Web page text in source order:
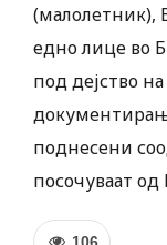
(малолетник),
едно лице во
под дејство
поднесени
посочуваат